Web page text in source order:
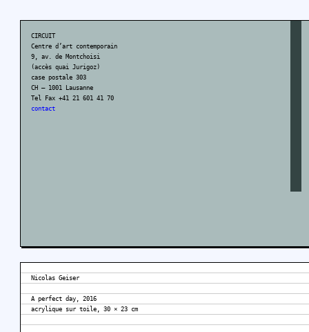
CIRCUIT
Centre d’art contemporain
9, av. de Montchoisi
(accès quai Jurigoz)
case postale 303
CH – 1001 Lausanne
Tel Fax +41 21 601 41 70
contact
Nicolas Geiser
A perfect day, 2016
acrylique sur toile, 30 × 23 cm